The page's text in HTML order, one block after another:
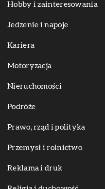
Hobby i zainteresowania
Jedzenie i napoje
Kariera
Motoryzacja
Nieruchomości
Podróże
Prawo, rząd i polityka
Przemysł i rolnictwo
Reklama i druk